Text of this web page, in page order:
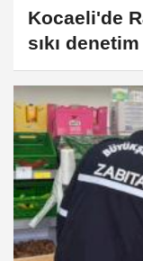
Kocaeli'de
sıkı denetim